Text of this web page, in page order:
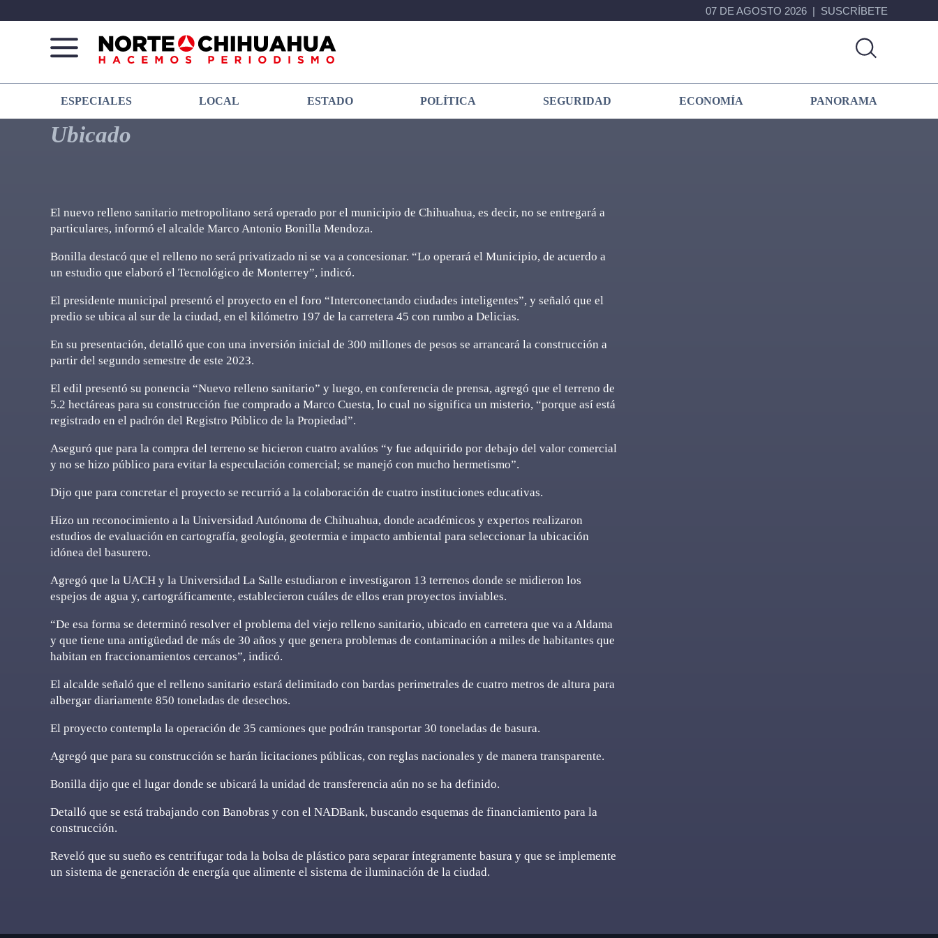
07 DE AGOSTO 2026 SUSCRÍBETE
Norte
De
Chihuahua
Más
que
noticias,
hacemos periodismo
ESPECIALES LOCAL ESTADO POLÍTICA SEGURIDAD ECONOMÍA PANORAMA
Ubicado
El nuevo relleno sanitario metropolitano será operado por el municipio de Chihuahua, es decir, no se entregará a
particulares, informó el alcalde Marco Antonio Bonilla Mendoza.
Bonilla destacó que el relleno no será privatizado ni se va a concesionar. “Lo operará el Municipio, de acuerdo a
un estudio que elaboró el Tecnológico de Monterrey”, indicó.
El presidente municipal presentó el proyecto en el foro “Interconectando ciudades inteligentes”, y señaló que el
predio se ubica al sur de la ciudad, en el kilómetro 197 de la carretera 45 con rumbo a Delicias.
En su presentación, detalló que con una inversión inicial de 300 millones de pesos se arrancará la construcción a
partir del segundo semestre de este 2023.
El edil presentó su ponencia “Nuevo relleno sanitario” y luego, en conferencia de prensa, agregó que el terreno de
5.2 hectáreas para su construcción fue comprado a Marco Cuesta, lo cual no significa un misterio, “porque así está
registrado en el padrón del Registro Público de la Propiedad”.
Aseguró que para la compra del terreno se hicieron cuatro avalúos “y fue adquirido por debajo del valor comercial
y no se hizo público para evitar la especulación comercial; se manejó con mucho hermetismo”.
Dijo que para concretar el proyecto se recurrió a la colaboración de cuatro instituciones educativas.
Hizo un reconocimiento a la Universidad Autónoma de Chihuahua, donde académicos y expertos realizaron
estudios de evaluación en cartografía, geología, geotermia e impacto ambiental para seleccionar la ubicación
idónea del basurero.
Agregó que la UACH y la Universidad La Salle estudiaron e investigaron 13 terrenos donde se midieron los
espejos de agua y, cartográficamente, establecieron cuáles de ellos eran proyectos inviables.
“De esa forma se determinó resolver el problema del viejo relleno sanitario, ubicado en carretera que va a Aldama
y que tiene una antigüedad de más de 30 años y que genera problemas de contaminación a miles de habitantes que
habitan en fraccionamientos cercanos”, indicó.
El alcalde señaló que el relleno sanitario estará delimitado con bardas perimetrales de cuatro metros de altura para
albergar diariamente 850 toneladas de desechos.
El proyecto contempla la operación de 35 camiones que podrán transportar 30 toneladas de basura.
Agregó que para su construcción se harán licitaciones públicas, con reglas nacionales y de manera transparente.
Bonilla dijo que el lugar donde se ubicará la unidad de transferencia aún no se ha definido.
Detalló que se está trabajando con Banobras y con el NADBank, buscando esquemas de financiamiento para la
construcción.
Reveló que su sueño es centrifugar toda la bolsa de plástico para separar íntegramente basura y que se implemente
un sistema de generación de energía que alimente el sistema de iluminación de la ciudad.